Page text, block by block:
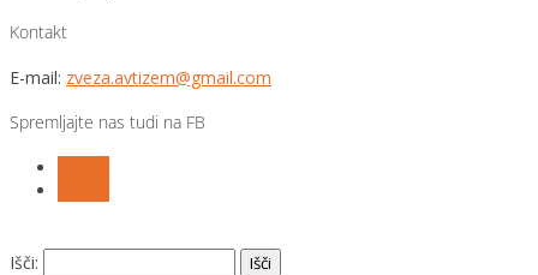
Kontakt
E-mail: zveza.avtizem@gmail.com
Spremljajte nas tudi na FB
Išči: